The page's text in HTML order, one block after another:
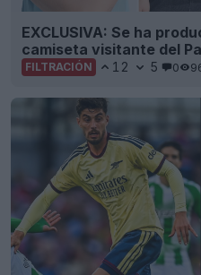
EXCLUSIVA: Se ha
camiseta visitante del
FILTRACIÓN 12 5 0